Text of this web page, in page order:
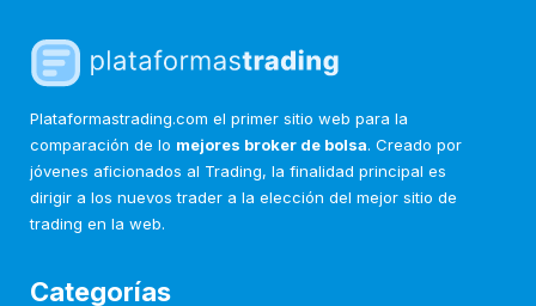
Plataformastrading.com el primer sitio web para la
comparación de lo mejores broker de bolsa. Creado por
jóvenes aficionados al Trading, la finalidad principal es
dirigir a los nuevos trader a la elección del mejor sitio de
trading en la web.
Categorías